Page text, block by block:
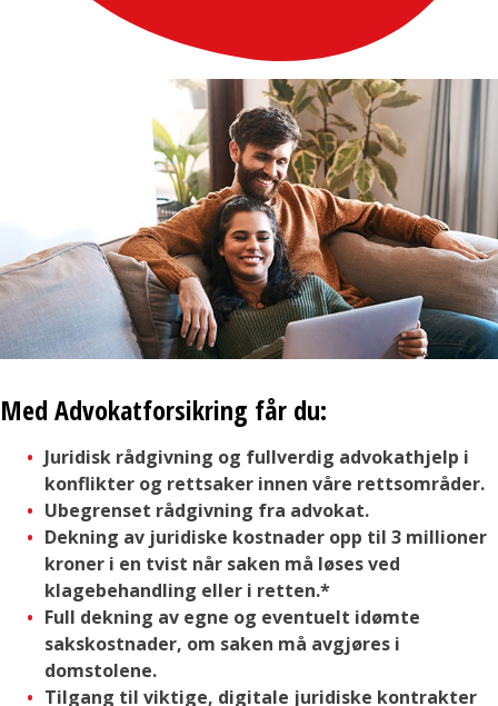
Med Advokatforsikring får du:
Juridisk rådgivning og fullverdig advokathjelp i
konflikter og rettsaker innen våre rettsområder.
Ubegrenset rådgivning fra advokat.
Dekning av juridiske kostnader opp til 3 millioner
kroner i en tvist når saken må løses ved
klagebehandling eller i retten.*
Full dekning av egne og eventuelt idømte
sakskostnader, om saken må avgjøres i
domstolene.
Tilgang til viktige, digitale juridiske kontrakter